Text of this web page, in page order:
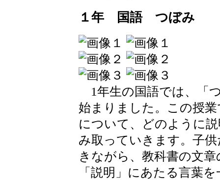
１年 国語 つぼみ
1年生の国語では、「
始まりました。この授
について、どのように
み取っていきます。子
きながら、教科書の文
「説明」にあたる言葉